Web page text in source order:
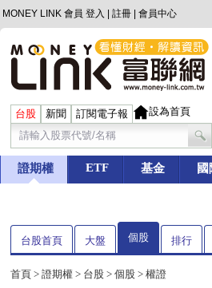
MONEY LINK 會員 登入 註冊 會員中心
台股 新聞 訂閱電子報 設為首頁
證期權 ETF 基金 國
台股首頁 大盤 個股 排行
首頁 > 證期權 > 台股 > 個股 > 權證